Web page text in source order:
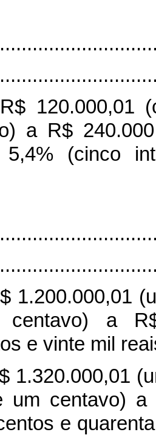
120.000,01
a R$
5,4% (cinco
1.200.000,01
a
e vinte mil
1.320.000,01
um centavo) a
e